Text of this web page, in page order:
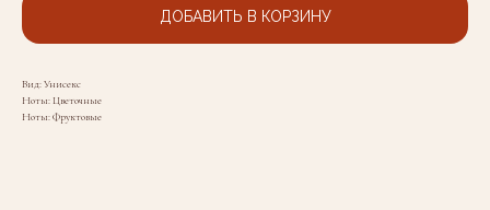
ДОБАВИТЬ В КОРЗИНУ
Вид: Унисекс
Ноты: Цветочные
Ноты: Фруктовые